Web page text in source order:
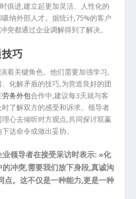
俱进,建立起更加灵活、人性化的
纳外部人才。据统计,75%的客户
突都通过企业调解得到了解决。
巧
着关键角色。他们需要加强学习,
化解矛盾的技巧,为营造良好的团
劳务外包合作中,建议每3天就与客
了解双方的感受和诉求。领导者
心去倾听对方观点,共同探讨双赢
达命令或做出妥协。
领导者在接受采访时表示: »化
冲突,需要我们放下身段,真诚沟
点。这不仅是一种能力,更是一种